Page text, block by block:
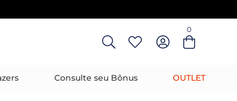
Entre com email ou cpf/cnpj
0
Consulte seu Bônus OUTLET